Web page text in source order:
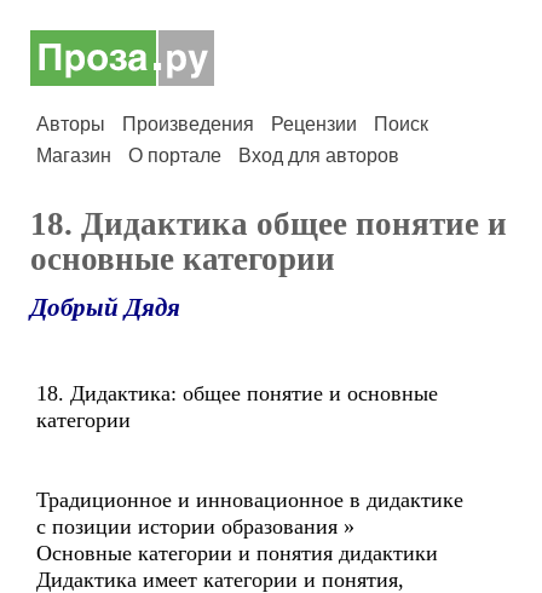
Авторы Произведения Рецензии
Поиск
Магазин
О портале Вход для авторов
18. Дидактика общее понятие и
основные категории
Добрый Дядя
18. Дидактика: общее понятие и основные
категории
Традиционное и инновационное в дидактике
с позиции истории образования »
Основные категории и понятия дидактики
Дидактика имеет категории и понятия,